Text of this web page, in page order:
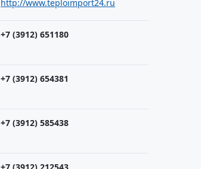
http://www.teploimport24.ru
+7 (3912) 651180
+7 (3912) 654381
+7 (3912) 585438